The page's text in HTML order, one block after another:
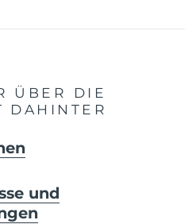
ÜBER DIE
DAHINTER
und